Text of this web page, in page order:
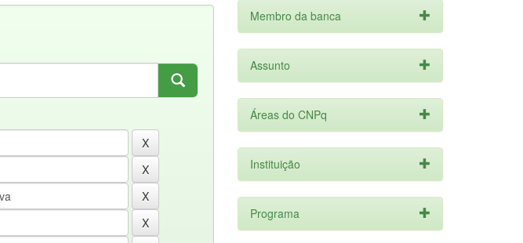
Membro da banca
Assunto
Áreas do CNPq
Instituição
Programa